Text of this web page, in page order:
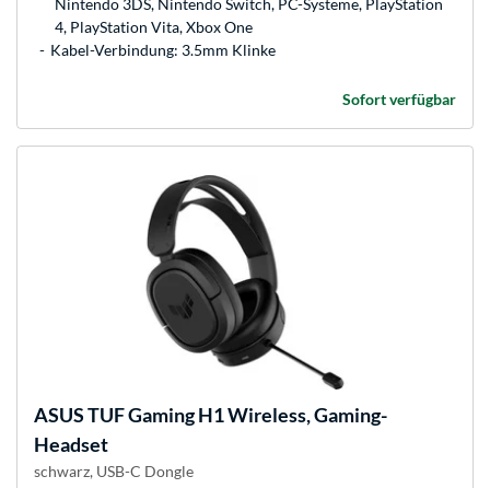
Nintendo 3DS, Nintendo Switch, PC-Systeme, PlayStation
4, PlayStation Vita, Xbox One
Kabel-Verbindung: 3.5mm Klinke
Sofort verfügbar
ASUSTUF Gaming H1 Wireless, Gaming-
Headset
schwarz, USB-C Dongle